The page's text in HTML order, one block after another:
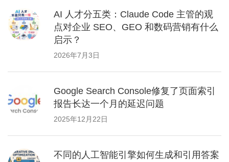
AI 人才分五类：Claude Code 主管的观
点对企业 SEO、GEO 和数码营销有什么
启示？
2026年7月3日
Google Search Console修复了页面索引
报告长达一个月的延迟问题
2025年12月22日
不同的人工智能引擎如何生成和引用答案